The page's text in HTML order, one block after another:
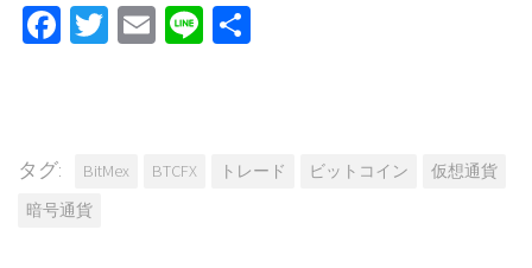
Facebook
Twitter
Email
Line
タグ: BitMex BTCFX トレード ビットコイン
仮想通貨
暗号通貨